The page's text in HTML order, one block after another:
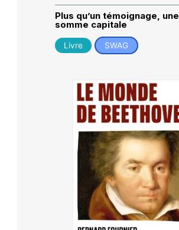
Plus qu’un témoignage, une
somme capitale
Livre SWAG